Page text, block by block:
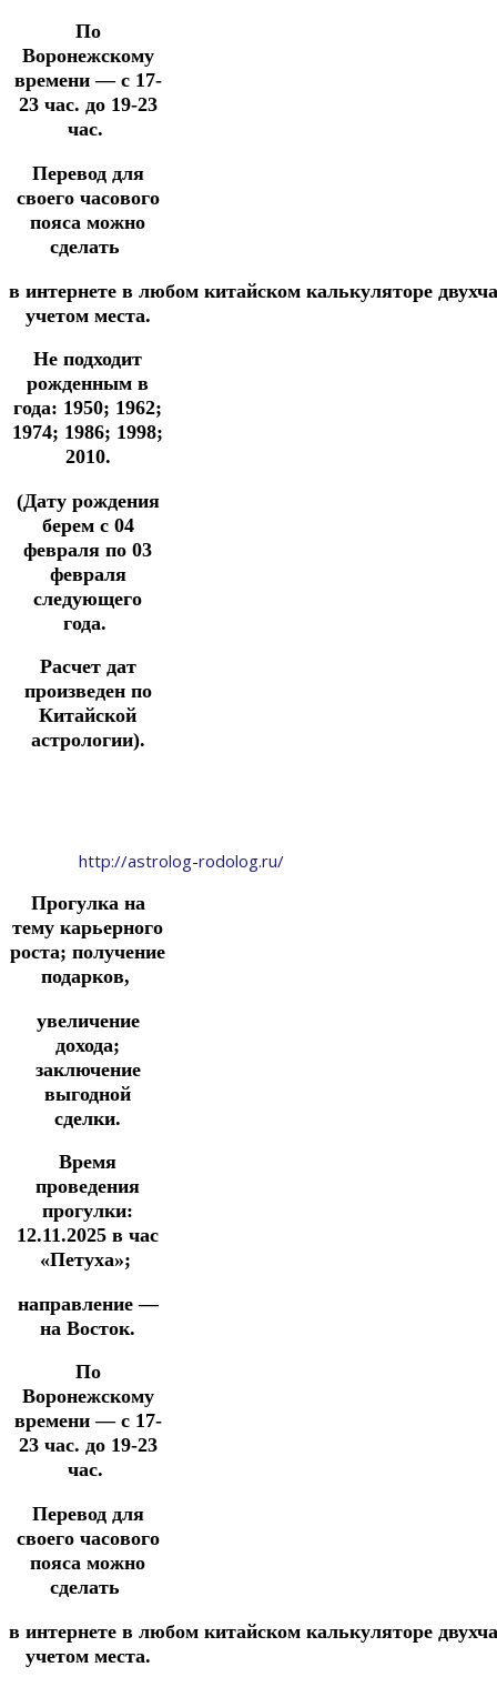
По
Воронежскому
времени — с 17-
23 час. до 19-23
час.
Перевод для
своего часового
пояса можно
сделать
в интернете в любом китайском калькуляторе
учетом места.
Не подходит
рожденным в
года: 1950; 1962;
1974; 1986; 1998;
2010.
(Дату рождения
берем с 04
февраля по 03
февраля
следующего
года.
Расчет дат
произведен по
Китайской
астрологии).
http://astrolog-rodolog.ru/
Прогулка на
тему карьерного
роста; получение
подарков,
увеличение
дохода;
заключение
выгодной
сделки.
Время
проведения
прогулки:
12.11.2025 в час
«Петуха»;
направление —
на Восток.
По
Воронежскому
времени — с 17-
23 час. до 19-23
час.
Перевод для
своего часового
пояса можно
сделать
в интернете в любом китайском калькуляторе
учетом места.